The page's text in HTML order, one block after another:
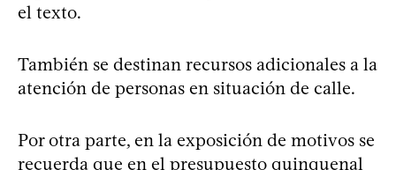
el texto.
También se destinan recursos adicionales a la
atención de personas en situación de calle.
Por otra parte, en la exposición de motivos se
recuerda que en el presupuesto quinquenal